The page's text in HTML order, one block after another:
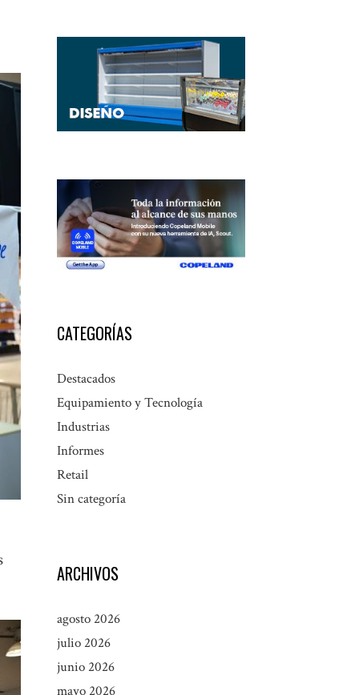
CATEGORÍAS
Destacados
Equipamiento y Tecnología
Industrias
Informes
Retail
Sin categoría
ARCHIVOS
agosto 2026
julio 2026
junio 2026
mayo 2026